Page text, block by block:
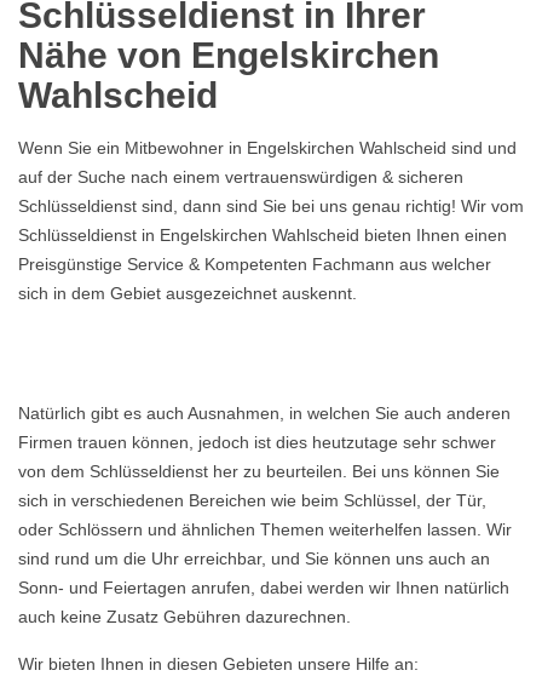
Schlüsseldienst in Ihrer
Nähe von Engelskirchen
Wahlscheid
Wenn Sie ein Mitbewohner in Engelskirchen Wahlscheid sind und
auf der Suche nach einem vertrauenswürdigen & sicheren
Schlüsseldienst sind, dann sind Sie bei uns genau richtig! Wir vom
Schlüsseldienst in Engelskirchen Wahlscheid bieten Ihnen einen
Preisgünstige Service & Kompetenten Fachmann aus welcher
sich in dem Gebiet ausgezeichnet auskennt.
Natürlich gibt es auch Ausnahmen, in welchen Sie auch anderen
Firmen trauen können, jedoch ist dies heutzutage sehr schwer
von dem Schlüsseldienst her zu beurteilen. Bei uns können Sie
sich in verschiedenen Bereichen wie beim Schlüssel, der Tür,
oder Schlössern und ähnlichen Themen weiterhelfen lassen. Wir
sind rund um die Uhr erreichbar, und Sie können uns auch an
Sonn- und Feiertagen anrufen, dabei werden wir Ihnen natürlich
auch keine Zusatz Gebühren dazurechnen.
Wir bieten Ihnen in diesen Gebieten unsere Hilfe an: